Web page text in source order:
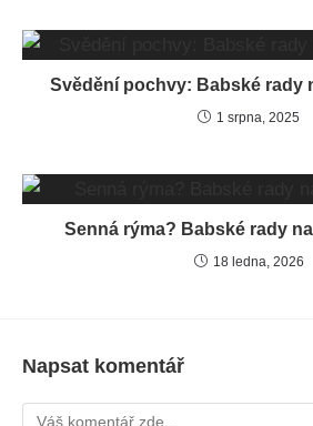
Svědění pochvy: Babské rady
1 srpna, 2025
Senná rýma? Babské rady
18 ledna, 2026
Napsat komentář